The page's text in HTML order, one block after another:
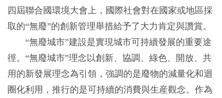
四屆聯合國環境大會上，國際社會對在國家或地區採
取的“無廢”的創新管理舉措給予了大力肯定與讚賞。
“無廢城市”建設是實現城市可持續發展的重要途
徑。“無廢城市”理念以創新、協調、綠色、開放、共
用的新發展理念為引領，強調的是廢物的減量化和迴
圈化利用，推行的是可持續的消費與生産觀念。作為